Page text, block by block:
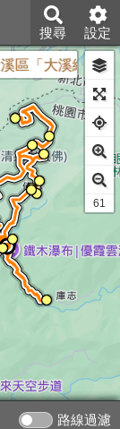
搜尋 設定
路線過濾
「大溪總站
61